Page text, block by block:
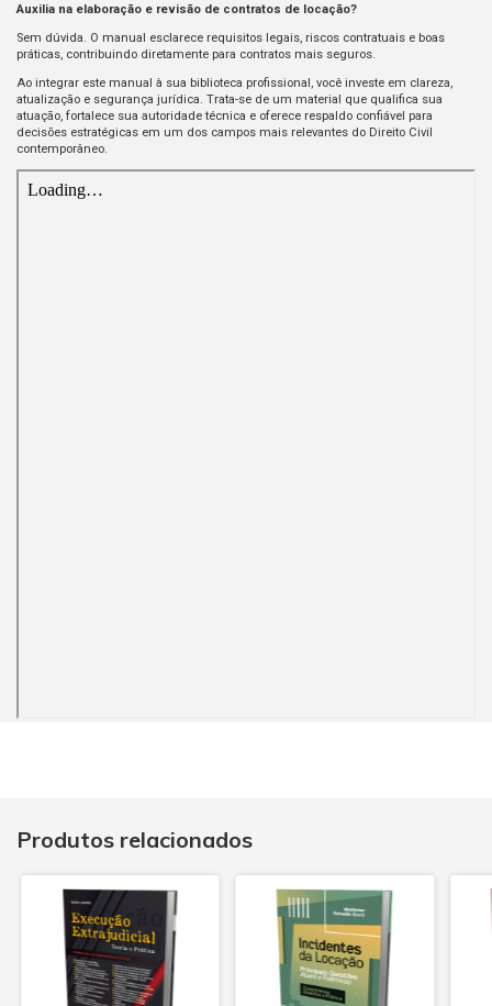
Auxilia na elaboração e revisão de contratos de locação?
Sem dúvida. O manual esclarece requisitos legais, riscos contratuais e boas
práticas, contribuindo diretamente para contratos mais seguros.
Ao integrar este manual à sua biblioteca profissional, você investe em clareza,
atualização e segurança jurídica. Trata-se de um material que qualifica sua
atuação, fortalece sua autoridade técnica e oferece respaldo confiável para
decisões estratégicas em um dos campos mais relevantes do Direito Civil
contemporâneo.
Produtos relacionados